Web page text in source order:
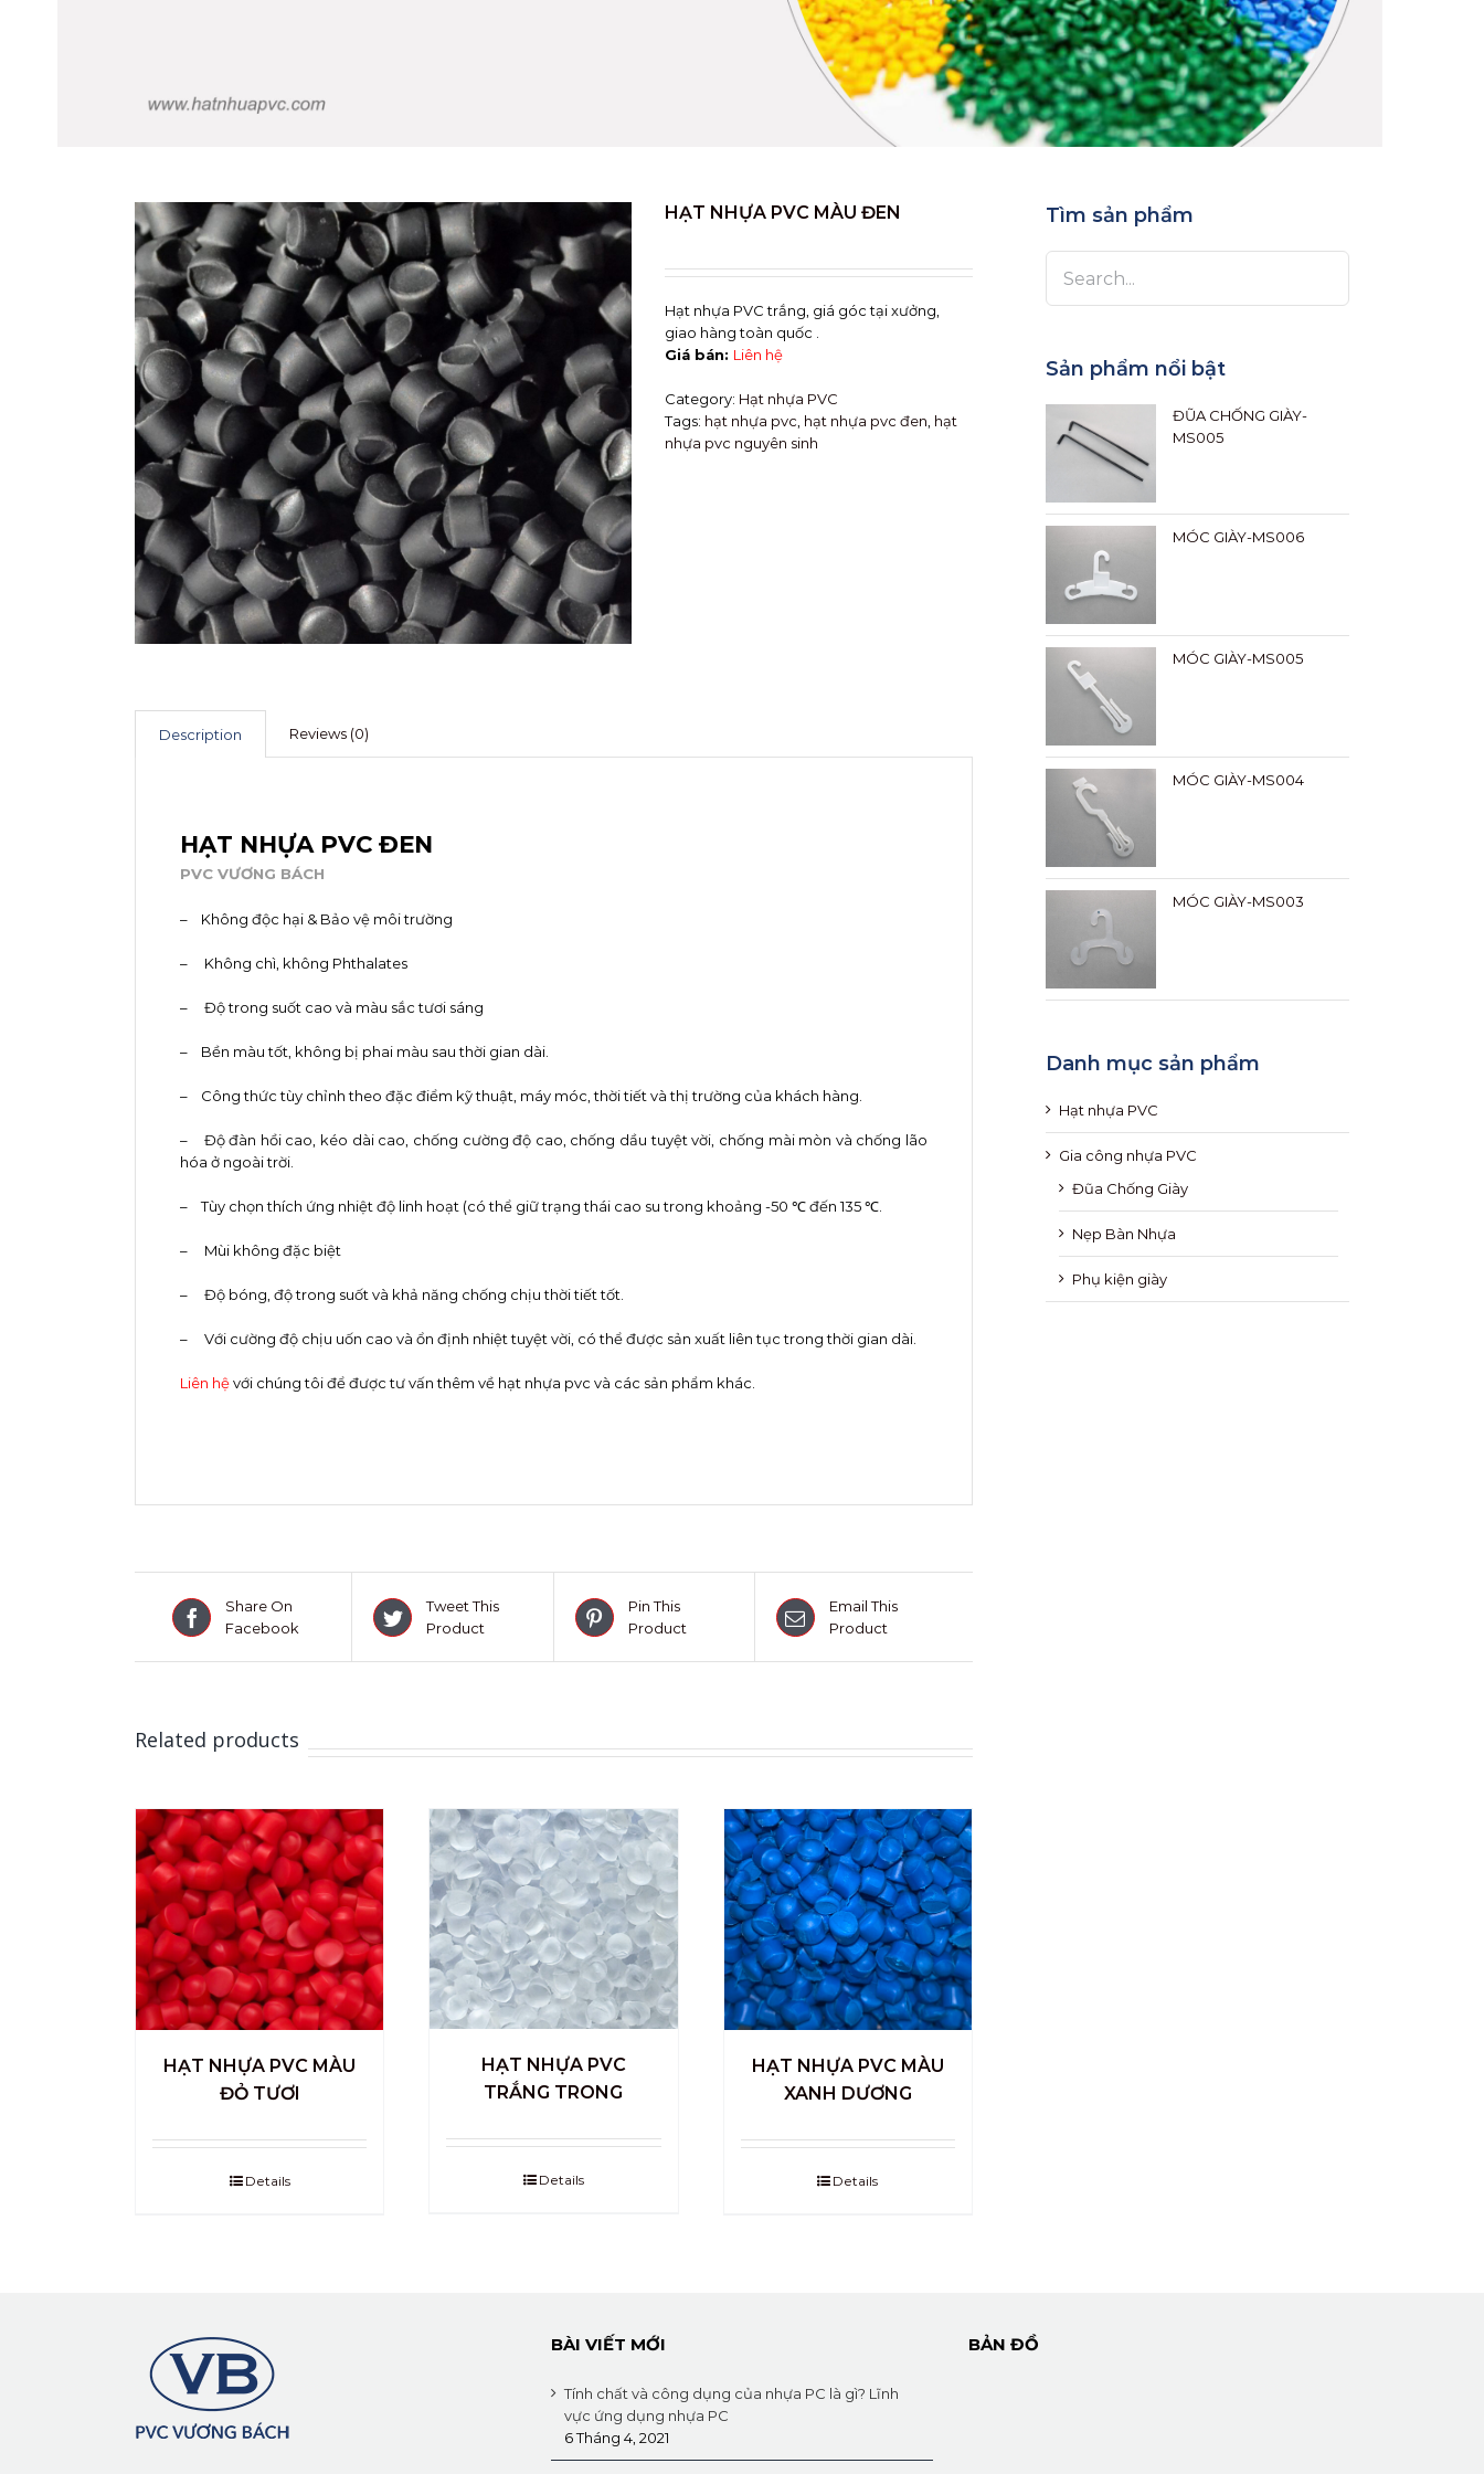
HẠT NHỰA PVC MÀU ĐEN
Hạt nhựa PVC trắng, giá góc tại xưởng,
giao hàng toàn quốc .
Giá bán: Liên hệ
Category: Hạt nhựa PVC
Tags: hạt nhựa pvc hạt nhựa pvc đen hạt
nhựa pvc nguyên sinh
Description Reviews (0)
HẠT NHỰA PVC ĐEN
PVC VƯƠNG BÁCH
– Không độc hại & Bảo vệ môi trường
– Không chì, không Phthalates
– Độ trong suốt cao và màu sắc tươi sáng
– Bền màu tốt, không bị phai màu sau thời gian dài.
– Công thức tùy chỉnh theo đặc điểm kỹ thuật, máy móc, thời tiết và thị trường của khách hàng.
– Độ đàn hồi cao, kéo dài cao, chống cường độ cao, chống dầu tuyệt vời, chống mài mòn và chống lão
hóa ở ngoài trời.
– Tùy chọn thích ứng nhiệt độ linh hoạt (có thể giữ trạng thái cao su trong khoảng -50 ℃ đến 135 ℃.
– Mùi không đặc biệt
– Độ bóng, độ trong suốt và khả năng chống chịu thời tiết tốt.
– Với cường độ chịu uốn cao và ổn định nhiệt tuyệt vời, có thể được sản xuất liên tục trong thời gian dài.
Liên hệvới chúng tôi để được tư vấn thêm về hạt nhựa pvc và các sản phẩm khác.
Share On
Facebook
Tweet This
Product
Pin This
Product
Email This
Product
Related products
HẠT NHỰA PVC MÀU
ĐỎ TƯƠI
Details
HẠT NHỰA PVC
TRẮNG TRONG
Details
HẠT NHỰA PVC MÀU
XANH DƯƠNG
Details
Tìm sản phẩm
Sản phẩm nổi bật
ĐŨA CHỐNG GIÀY-
MS005
MÓC GIÀY-MS006
MÓC GIÀY-MS005
MÓC GIÀY-MS004
MÓC GIÀY-MS003
Danh mục sản phẩm
Hạt nhựa PVC
Gia công nhựa PVC
Đũa Chống Giày
Nẹp Bàn Nhựa
Phụ kiện giày
BÀI VIẾT MỚI
Tính chất và công dụng của nhựa PC là gì? Lĩnh
vực ứng dụng nhựa PC
6 Tháng 4, 2021
BẢN ĐỒ